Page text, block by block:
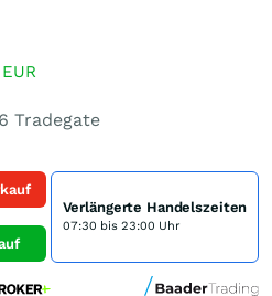
EUR
Tradegate
Verlängerte Handelszeiten
07:30 bis 23:00 Uhr